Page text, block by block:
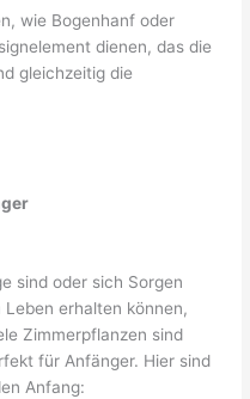
wie Bogenhanf oder
dienen, das die
gleichzeitig die
sind oder sich Sorgen
erhalten können,
Zimmerpflanzen sind
für Anfänger. Hier sind
Anfang: